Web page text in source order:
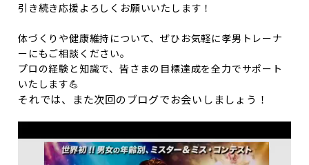
引き続き応援よろしくお願いいたします！
体づくりや健康維持について、ぜひお気軽に孝男トレーナ
ーにもご相談ください。
プロの経験と知識で、皆さまの目標達成を全力でサポート
いたします💪
それでは、また次回のブログでお会いしましょう！